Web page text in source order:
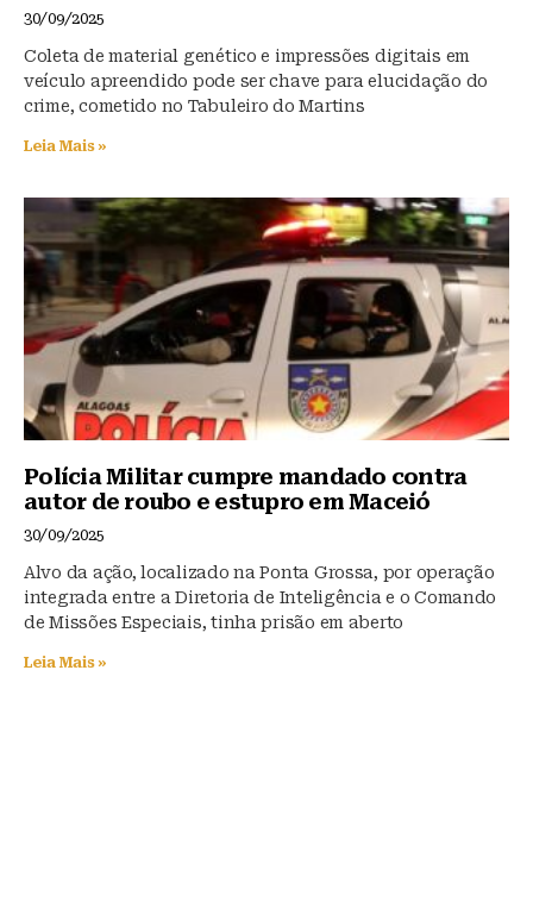
30/09/2025
Coleta de material genético e impressões digitais em
veículo apreendido pode ser chave para elucidação do
crime, cometido no Tabuleiro do Martins
Leia Mais »
Polícia Militar cumpre mandado contra
autor de roubo e estupro em Maceió
30/09/2025
Alvo da ação, localizado na Ponta Grossa, por operação
integrada entre a Diretoria de Inteligência e o Comando
de Missões Especiais, tinha prisão em aberto
Leia Mais »